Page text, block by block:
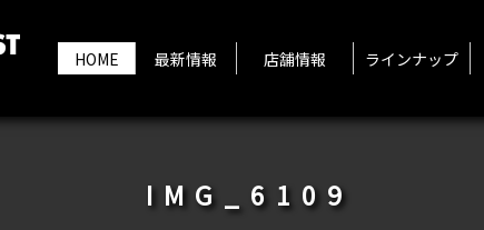
HOME 最新情報 店舗情報 ラインナップ
IMG_6109